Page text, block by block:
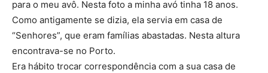
para o meu avô. Nesta foto a minha avó tinha 18 anos.
Como antigamente se dizia, ela servia em casa de
“Senhores”, que eram famílias abastadas. Nesta altura
encontrava-se no Porto.
Era hábito trocar correspondência com a sua casa de